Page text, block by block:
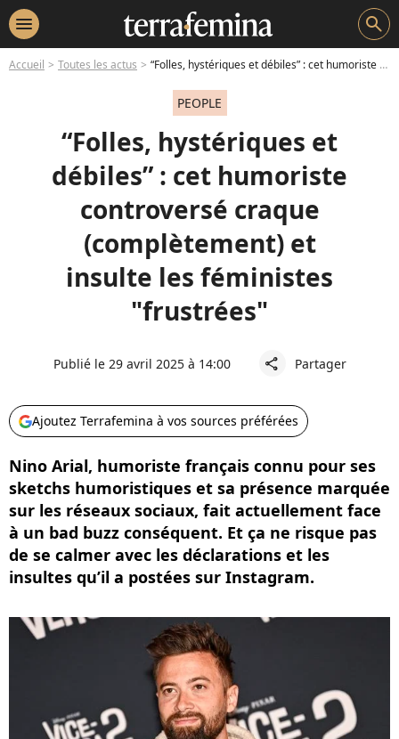
menu search
Accueil Toutes les actus “Folles, hystériques et débiles” : cet humoriste controversé craque (complètement) et insulte les féministes "frustrées"
PEOPLE
“Folles, hystériques et
débiles” : cet humoriste
controversé craque
(complètement) et
insulte les féministes
"frustrées"
Publié le 29 avril 2025 à 14:00 share Partager
Ajoutez Terrafemina à vos sources préférées
Nino Arial, humoriste français connu pour ses
sketchs humoristiques et sa présence marquée
sur les réseaux sociaux, fait actuellement face
à un bad buzz conséquent. Et ça ne risque pas
de se calmer avec les déclarations et les
insultes qu’il a postées sur Instagram.